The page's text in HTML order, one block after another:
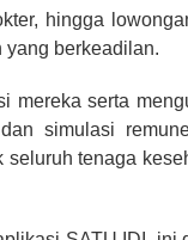
hingga
yang berkeadilan.
mereka serta
simulasi
tenaga